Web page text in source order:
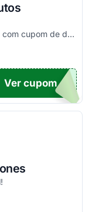
Produtos com até 30% off e +10% extra com cupom de desconto em produtos participantes da campanha. Consulte exceções no site. Aplique o código promocional no carrinho e aproveite!
10
Ver cupom